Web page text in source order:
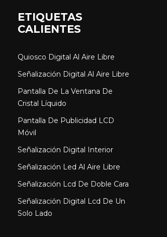
ETIQUETAS
CALIENTES
Quiosco Digital Al Aire Libre
Señalización Digital Al Aire Libre
Pantalla De La Ventana De
Cristal Líquido
Pantalla De Publicidad LCD
Móvil
Señalización Digital Interior
Señalización Led Al Aire Libre
Señalización Lcd De Doble Cara
Señalización Digital Lcd De Un
Solo Lado